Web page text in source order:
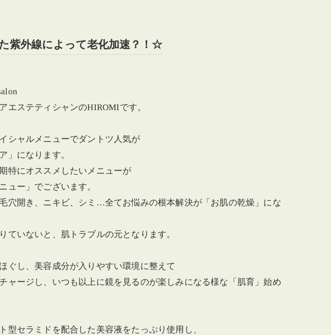
紫外線によって老化加速？！☆
エステティシャンのHIROMIです。
シャルメニューでダントツ人気が
」になります。
特にオススメしたいメニューが
ュー」でございます。
穴開き、ニキビ、シミ…全てお悩みの根本解決が「お肌の乾燥」にな
ていないと、肌トラブルの元となります。
ぐし、美容成分が入りやすい環境に整えて
ャージし、いつも以上に鏡を見るのが楽しみになる様な「肌育」始め
型セラミドを配合した美容液をたっぷり使用し、